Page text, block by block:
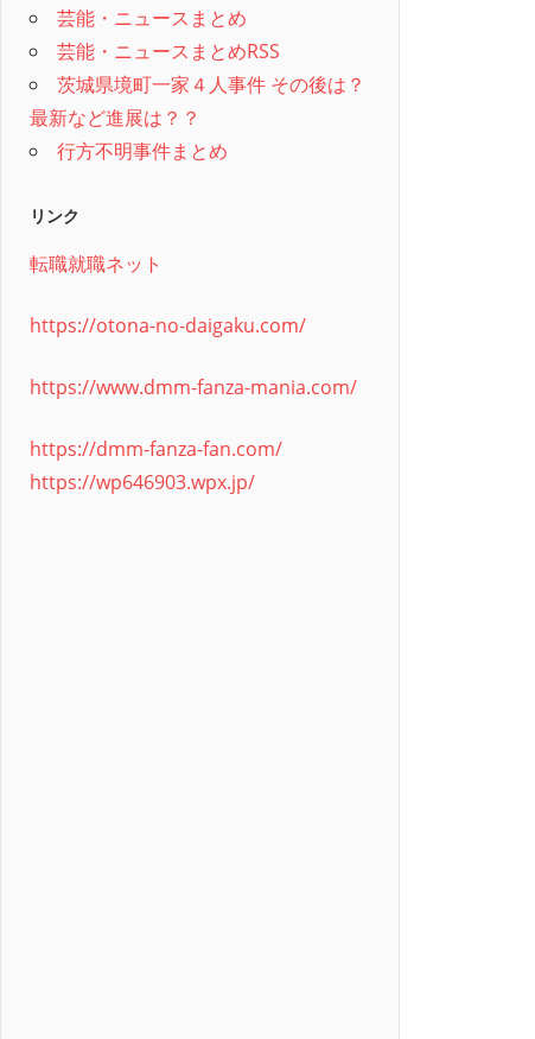
芸能・ニュースまとめ
芸能・ニュースまとめRSS
茨城県境町一家４人事件 その後は？
最新など進展は？？
行方不明事件まとめ
リンク
転職就職ネット
https://otona-no-daigaku.com/
https://www.dmm-fanza-mania.com/
https://dmm-fanza-fan.com/
https://wp646903.wpx.jp/